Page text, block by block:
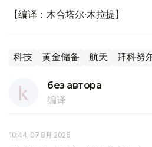
【编译：木合塔尔·木拉提】
科技 黄金储备 航天 拜科努
без автора
编译
10:44, 07 8月 2026